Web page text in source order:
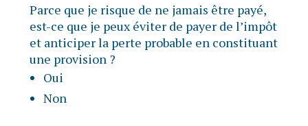
Parce que je risque de ne jamais être payé,
est-ce que je peux éviter de payer de l’impôt
et anticiper la perte probable en constituant
une provision ?
Oui
Non